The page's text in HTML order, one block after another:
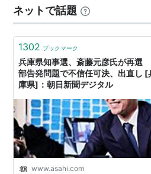
うに良い意味でも悪い意味でも
ような人で、波乱の人生を歩み
緒です。死にそうでなかなか死
ネットで話題
1302 ブックマーク
兵庫県知事選、斎藤元彦氏が再選
部告発問題で不信任可決、出直し [
庫県]：朝日新聞デジタル
www.asahi.com